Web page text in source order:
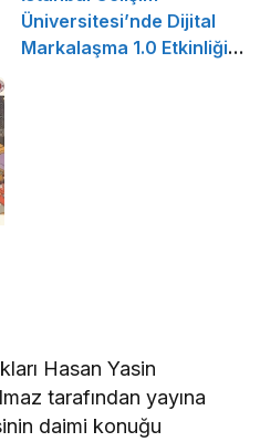
Üniversitesi’nde Dijital
Markalaşma 1.0 Etkinliği
Hasan Yasin
tarafından yayına
daimi konuğu